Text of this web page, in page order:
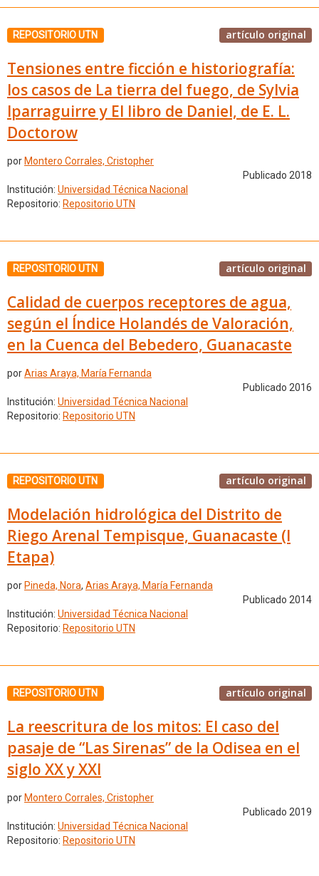
REPOSITORIO UTN artículo original
Tensiones entre ficción e historiografía:
los casos de La tierra del fuego, de Sylvia
Iparraguirre y El libro de Daniel, de E. L.
Doctorow
por Montero Corrales, Cristopher
Publicado 2018
Institución: Universidad Técnica Nacional
Repositorio: Repositorio UTN
REPOSITORIO UTN artículo original
Calidad de cuerpos receptores de agua,
según el Índice Holandés de Valoración,
en la Cuenca del Bebedero, Guanacaste
porArias Araya, María Fernanda
Publicado 2016
Institución: Universidad Técnica Nacional
Repositorio: Repositorio UTN
REPOSITORIO UTN artículo original
Modelación hidrológica del Distrito de
Riego Arenal Tempisque, Guanacaste (I
Etapa)
por Pineda, Nora, Arias Araya, María Fernanda
Publicado 2014
Institución: Universidad Técnica Nacional
Repositorio: Repositorio UTN
REPOSITORIO UTN artículo original
La reescritura de los mitos: El caso del
pasaje de “Las Sirenas” de la Odisea en el
siglo XX y XXI
por Montero Corrales, Cristopher
Publicado 2019
Institución: Universidad Técnica Nacional
Repositorio: Repositorio UTN